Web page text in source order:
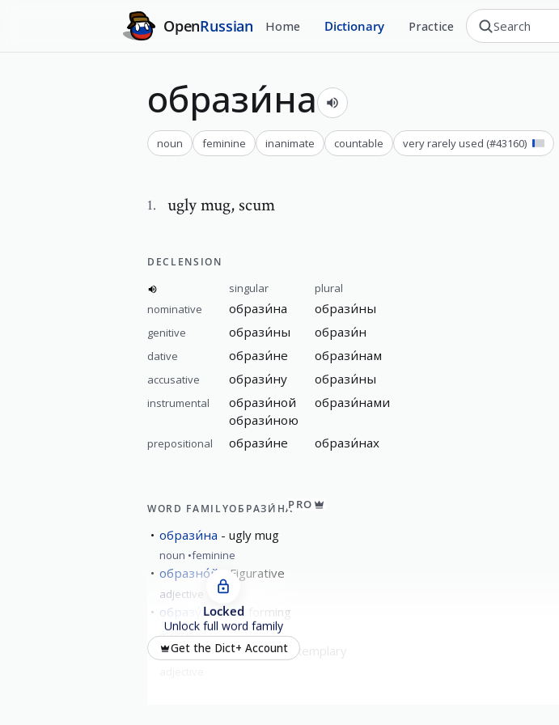
OpenRussian Home Dictionary Practice
образи́на
noun feminine inanimate countable very rarely used (#43160)
1. ugly mug, scum
DECLENSION
singular
plural
nominative
образи́на образи́ны
genitive образи́ны образи́н
dative образи́не образи́нам
accusative образи́ну образи́ны
instrumental
образи́ной
образи́ною
образи́нами
prepositional образи́не образи́нах
WORD FAMILYОБРАЗИ́НАPRO
образи́на ugly mug
noun feminine
образно́й Figurative
adjective
образу́ющая forming
adjective
образцо́вый model; exemplary
Locked
Unlock full word family
Get the Dict+ Account